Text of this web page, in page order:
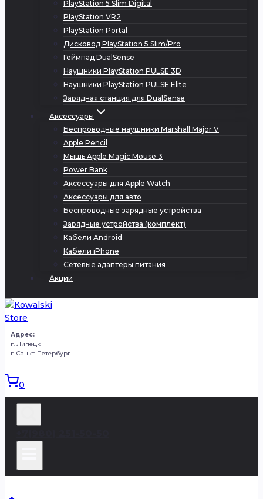
PlayStation 5 Slim Digital
PlayStation VR2
PlayStation Portal
Дисковод PlayStation 5 Slim/Pro
Геймпад DualSense
Наушники PlayStation PULSE 3D
Наушники PlayStation PULSE Elite
Зарядная станция для DualSense
Аксессуары
Беспроводные наушники Marshall Major V
Apple Pencil
Мышь Apple Magic Mouse 3
Power Bank
Аксессуары для Apple Watch
Аксессуары для авто
Беспроводные зарядные устройства
Зарядные устройства (комплект)
Кабели Android
Кабели iPhone
Сетевые адаптеры питания
Акции
Адрес:
г. Липецк
г. Санкт-Петербург
0